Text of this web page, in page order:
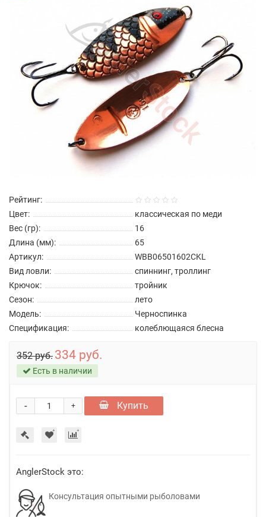
Рейтинг:
Цвет:
классическая по меди
Вес (гр):
16
Длина (мм):
65
Артикул:
WBB06501602CKL
Вид ловли:
спиннинг, троллинг
Крючок:
тройник
Сезон:
лето
Модель:
Черноспинка
Спецификация:
колеблющаяся блесна
352 руб. 334 руб.
Есть в наличии
+
- Купить
AnglerStock это:
Консультация опытными рыболовами